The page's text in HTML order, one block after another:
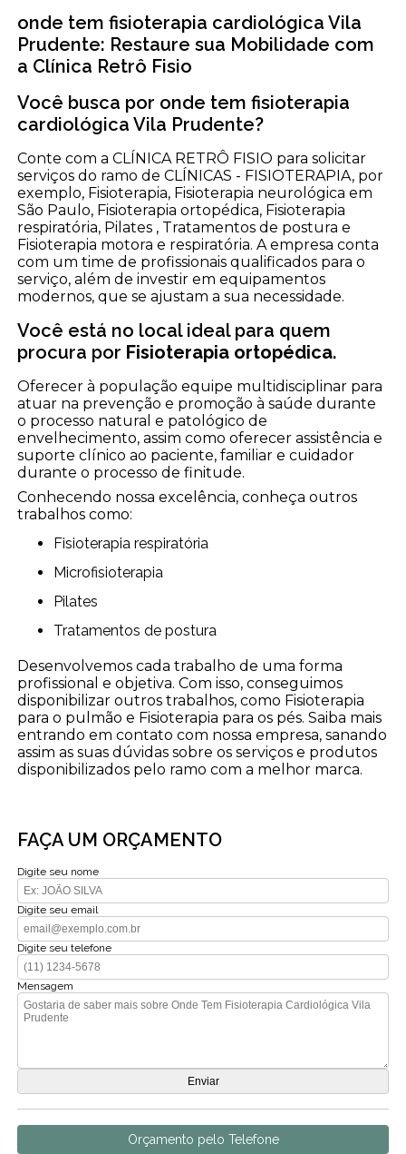
onde tem fisioterapia cardiológica Vila
Prudente: Restaure sua Mobilidade com
a Clínica Retrô Fisio
Você busca por onde tem fisioterapia
cardiológica Vila Prudente?
Conte com a CLÍNICA RETRÔ FISIO para solicitar
serviços do ramo de CLÍNICAS - FISIOTERAPIA, por
exemplo, Fisioterapia, Fisioterapia neurológica em
São Paulo, Fisioterapia ortopédica, Fisioterapia
respiratória, Pilates , Tratamentos de postura e
Fisioterapia motora e respiratória. A empresa conta
com um time de profissionais qualificados para o
serviço, além de investir em equipamentos
modernos, que se ajustam a sua necessidade.
Você está no local ideal para quem
procura por Fisioterapia ortopédica.
Oferecer à população equipe multidisciplinar para
atuar na prevenção e promoção à saúde durante
o processo natural e patológico de
envelhecimento, assim como oferecer assistência e
suporte clínico ao paciente, familiar e cuidador
durante o processo de finitude.
Conhecendo nossa excelência, conheça outros
trabalhos como:
Fisioterapia respiratória
Microfisioterapia
Pilates
Tratamentos de postura
Desenvolvemos cada trabalho de uma forma
profissional e objetiva. Com isso, conseguimos
disponibilizar outros trabalhos, como Fisioterapia
para o pulmão e Fisioterapia para os pés. Saiba mais
entrando em contato com nossa empresa, sanando
assim as suas dúvidas sobre os serviços e produtos
disponibilizados pelo ramo com a melhor marca.
FAÇA UM ORÇAMENTO
Digite seu nome
Digite seu email
Digite seu telefone
Mensagem
Orçamento pelo Telefone